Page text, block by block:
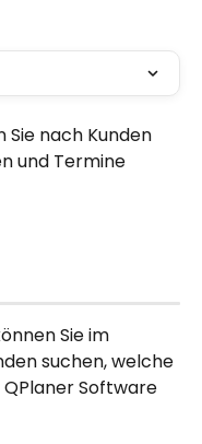
Sie nach Kunden
und Termine
Sie im
suchen, welche
Software